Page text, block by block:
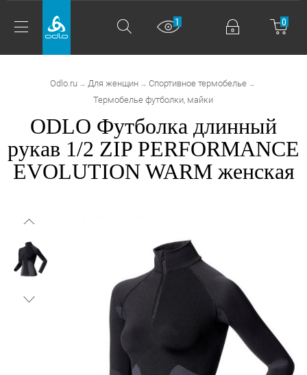
0
1
Odlo.ru → Для женщин → Спортивное термобелье →
Термобелье футболки, майки
ODLO Футболка длинный
рукав 1/2 ZIP PERFORMANCE
EVOLUTION WARM женская